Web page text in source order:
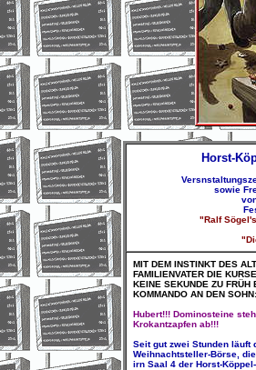
Horst-
sowie
"Ralf
MIT DEM INSTINKT DES
FAMILIENVATER DIE
KEINE SEKUNDE ZU FRÜH
KOMMANDO AN DEN SOHN:
Hubert!!! Dominosteine
Krokantzapfen ab!!!
Seit gut zwei Stunden läuft
Weihnachtsteller-Börse,
irn Saal 4 der Horst-